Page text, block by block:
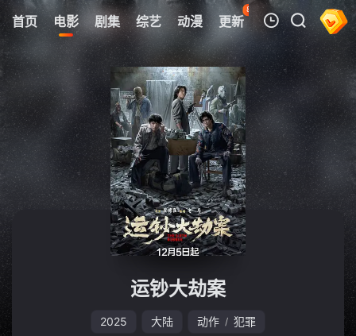
首页 电影 剧集 综艺 动漫 更新
84
热榜 APP
我的观影记录
暂无观看影片的记录
运钞大劫案
2025 大陆 动作 / 犯罪